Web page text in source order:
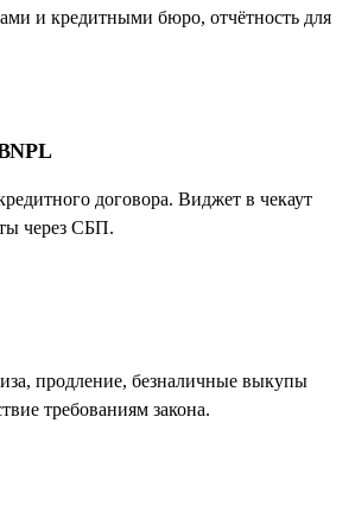
и кредитными бюро, отчётность для
договора. Виджет в чекаут
через СБП.
продление, безналичные выкупы
требованиям закона.